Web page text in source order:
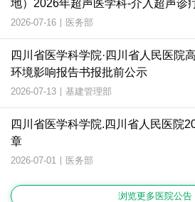
地）2026年超声医学科-介入超声诊
生简章
2026-07-16 | 医务部
四川省医学科学院·四川省人民医院
环境影响报告书报批前公示
2026-07-13 | 基建管理部
四川省医学科学院.四川省人民医院
章
2026-07-01 | 医务部
浏览更多医院公告